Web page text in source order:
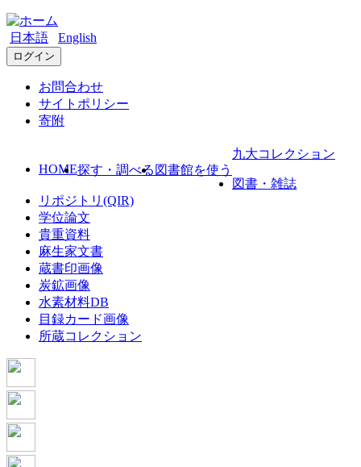
日本語 English
ログイン
お問合わせ
サイトポリシー
寄附
HOME探す・調べる 図書館を使う
九大コレクション
図書・雑誌
リポジトリ(QIR)
学位論文
貴重資料
麻生家文書
蔵書印画像
炭鉱画像
水素材料DB
目録カード画像
所蔵コレクション